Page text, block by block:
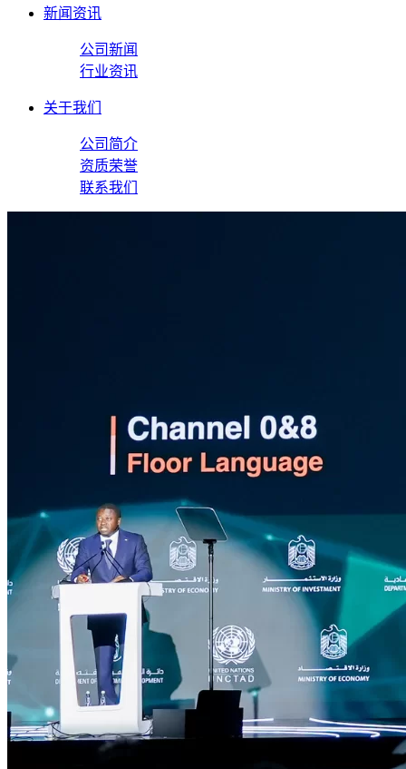
新闻资讯
公司新闻
行业资讯
关于我们
公司简介
资质荣誉
联系我们